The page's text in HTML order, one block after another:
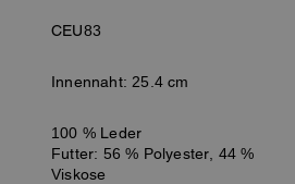
CEU83
Innennaht: 25.4 cm
100 % Leder
Futter: 56 % Polyester, 44 %
Viskose